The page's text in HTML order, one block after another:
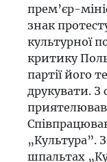
прем’єр-
знак
культурної
критику
партії його
друкувати. З
„Культура”.
шпальтах